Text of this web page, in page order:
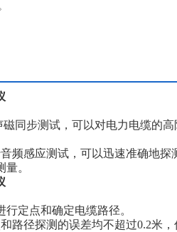
同步测试，可以对电力电缆的
频感应测试，可以迅速准确地
。
定点和确定电缆路径。
路径探测的误差均不超过0.2米